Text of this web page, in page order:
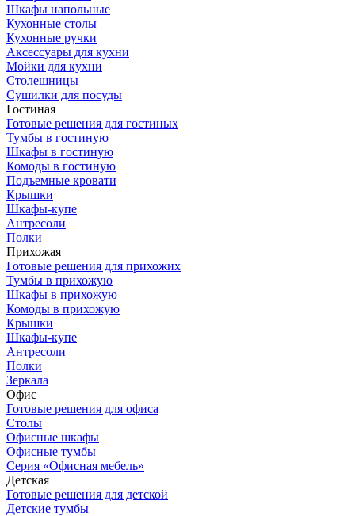
Шкафы напольные
Кухонные столы
Кухонные ручки
Аксессуары для кухни
Мойки для кухни
Столешницы
Сушилки для посуды
Гостиная
Готовые решения для гостиных
Тумбы в гостиную
Шкафы в гостиную
Комоды в гостиную
Подъемные кровати
Крышки
Шкафы-купе
Антресоли
Полки
Прихожая
Готовые решения для прихожих
Тумбы в прихожую
Шкафы в прихожую
Комоды в прихожую
Крышки
Шкафы-купе
Антресоли
Полки
Зеркала
Офис
Готовые решения для офиса
Столы
Офисные шкафы
Офисные тумбы
Серия «Офисная мебель»
Детская
Готовые решения для детской
Детские тумбы